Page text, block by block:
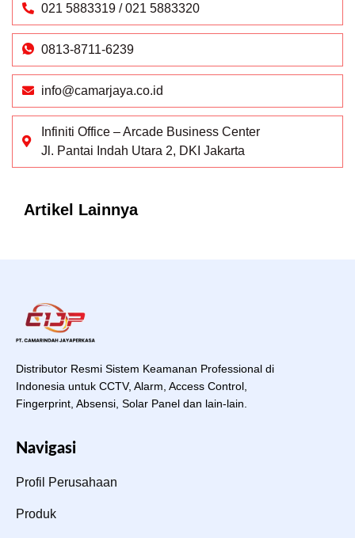
021 5883319 / 021 5883320
0813-8711-6239
info@camarjaya.co.id
Infiniti Office – Arcade Business Center
Jl. Pantai Indah Utara 2, DKI Jakarta
Artikel Lainnya
Distributor Resmi Sistem Keamanan Professional di
Indonesia untuk CCTV, Alarm, Access Control,
Fingerprint, Absensi, Solar Panel dan lain-lain.
Navigasi
Profil Perusahaan
Produk